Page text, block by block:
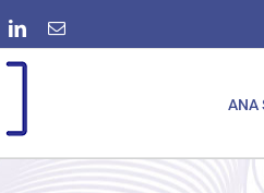
LinkedIn
E-
posta
ANA